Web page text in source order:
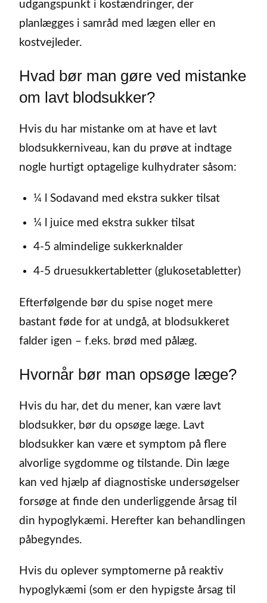
udgangspunkt i kostændringer, der
planlægges i samråd med lægen eller en
kostvejleder.
Hvad bør man gøre ved mistanke
om lavt blodsukker?
Hvis du har mistanke om at have et lavt
blodsukkerniveau, kan du prøve at indtage
nogle hurtigt optagelige kulhydrater såsom:
¼ l Sodavand med ekstra sukker tilsat
¼ l juice med ekstra sukker tilsat
4-5 almindelige sukkerknalder
4-5 druesukkertabletter (glukosetabletter)
Efterfølgende bør du spise noget mere
bastant føde for at undgå, at blodsukkeret
falder igen – f.eks. brød med pålæg.
Hvornår bør man opsøge læge?
Hvis du har, det du mener, kan være lavt
blodsukker, bør du opsøge læge. Lavt
blodsukker kan være et symptom på flere
alvorlige sygdomme og tilstande. Din læge
kan ved hjælp af diagnostiske undersøgelser
forsøge at finde den underliggende årsag til
din hypoglykæmi. Herefter kan behandlingen
påbegyndes.
Hvis du oplever symptomerne på reaktiv
hypoglykæmi (som er den hypigste årsag til